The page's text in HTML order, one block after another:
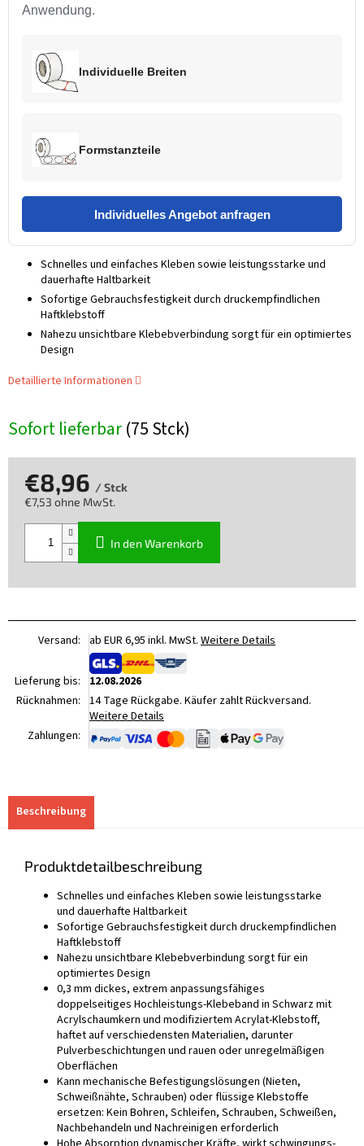
Sofort lieferbar(75 Stck)
Anwendung.
Individuelle Breiten
Formstanzteile
Individuelles Angebot anfragen
Schnelles und einfaches Kleben sowie leistungsstarke und
dauerhafte Haltbarkeit
Sofortige Gebrauchsfestigkeit durch druckempfindlichen
Haftklebstoff
Nahezu unsichtbare Klebebverbindung sorgt für ein optimiertes
Design
Detaillierte Informationen
€8,96 / Stck
€7,53 ohne MwSt.
In den Warenkorb
Versand: ab EUR 6,95 inkl. MwSt. Weitere Details
Lieferung bis:
12.08.2026
Rücknahmen: 14 Tage Rückgabe. Käufer zahlt Rückversand.
Weitere Details
Zahlungen:
Beschreibung
Produktdetailbeschreibung
Schnelles und einfaches Kleben sowie leistungsstarke
und dauerhafte Haltbarkeit
Sofortige Gebrauchsfestigkeit durch druckempfindlichen
Haftklebstoff
Nahezu unsichtbare Klebebverbindung sorgt für ein
optimiertes Design
0,3 mm dickes, extrem anpassungsfähiges
doppelseitiges Hochleistungs-Klebeband in Schwarz mit
Acrylschaumkern und modifiziertem Acrylat-Klebstoff,
haftet auf verschiedensten Materialien, darunter
Pulverbeschichtungen und rauen oder unregelmäßigen
Oberflächen
Kann mechanische Befestigungslösungen (Nieten,
Schweißnähte, Schrauben) oder flüssige Klebstoffe
ersetzen: Kein Bohren, Schleifen, Schrauben, Schweißen,
Nachbehandeln und Nachreinigen erforderlich